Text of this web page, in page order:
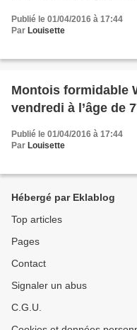
Publié le 01/04/2016 à 17:44
Par Louisette
Montois formidable
vendredi à l’âge de
Publié le 01/04/2016 à 17:44
Par Louisette
Hébergé par Eklablog
Top articles
Pages
Contact
Signaler un abus
C.G.U.